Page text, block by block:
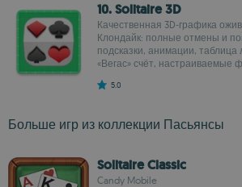
10. Solitaire 3D
Качественная 3D‑графика
Клондайк: полные отмены и
подсказки, анимации,
«Вегас» счёт, настраиваемые
5.0
Больше игр из коллекции Пасьянсы
Solitaire Classic
Candy Mobile